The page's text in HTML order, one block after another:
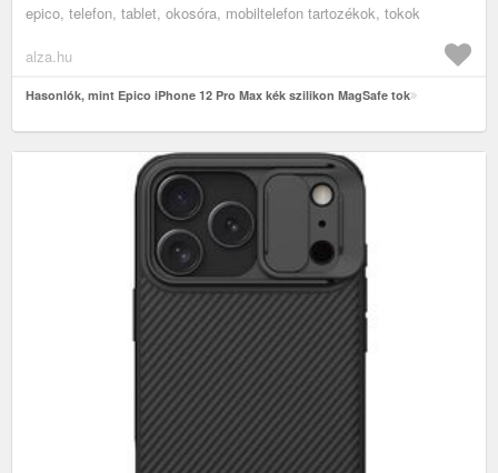
epico, telefon, tablet, okosóra, mobiltelefon tartozékok, tokok
alza.hu
Hasonlók, mint Epico iPhone 12 Pro Max kék szilikon MagSafe tok